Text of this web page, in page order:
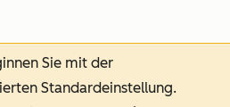
Sie mit der
Standardeinstellung.